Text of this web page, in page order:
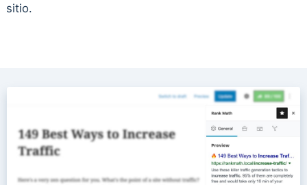
sitio.